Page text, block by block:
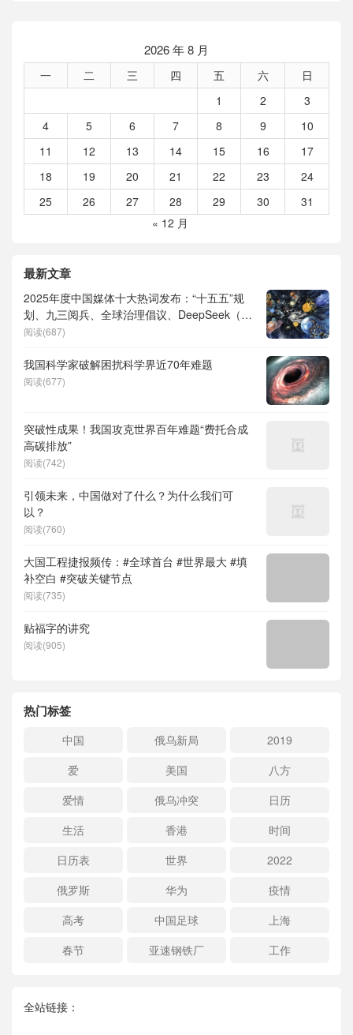
2026 年 8 月
一 二 三 四 五 六
日
1
2
3
4
5 6 7 8 9
10
11
12 13 14 15 16
17
18
19 20 21 22 23
24
25
26 27 28 29 30
31
« 12 月
最新文章
2025年度中国媒体十大热词发布：“十五五”规
划、九三阅兵、全球治理倡议、DeepSeek（深
度求索）、人形机器人、苏超、票根经济、育
阅读(687)
我国科学家破解困扰科学界近70年难题
阅读(677)
突破性成果！我国攻克世界百年难题“费托合成
高碳排放”
阅读(742)
引领未来，中国做对了什么？为什么我们可
以？
阅读(760)
大国工程捷报频传：#全球首台 #世界最大 #填
补空白 #突破关键节点
阅读(735)
贴福字的讲究
阅读(905)
热门标签
中国 俄乌新局
2019
爱
美国
八方
爱情
俄乌冲突
日历
生活
香港
时间
日历表
世界
2022
俄罗斯
华为
疫情
高考
中国足球
上海
春节
亚速钢铁厂 工作
全站链接：